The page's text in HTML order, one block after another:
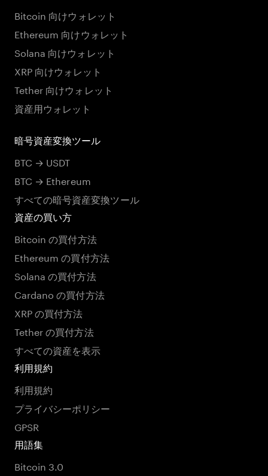
Bitcoin 向けウォレット
Ethereum 向けウォレット
Solana 向けウォレット
XRP 向けウォレット
Tether 向けウォレット
資産用ウォレット
暗号資産変換ツール
BTC → USDT
BTC → Ethereum
すべての暗号資産変換ツール
資産の買い方
Bitcoin の買付方法
Ethereum の買付方法
Solana の買付方法
Cardano の買付方法
XRP の買付方法
Tether の買付方法
すべての資産を表示
利用規約
利用規約
プライバシーポリシー
GPSR
用語集
Bitcoin 3.0